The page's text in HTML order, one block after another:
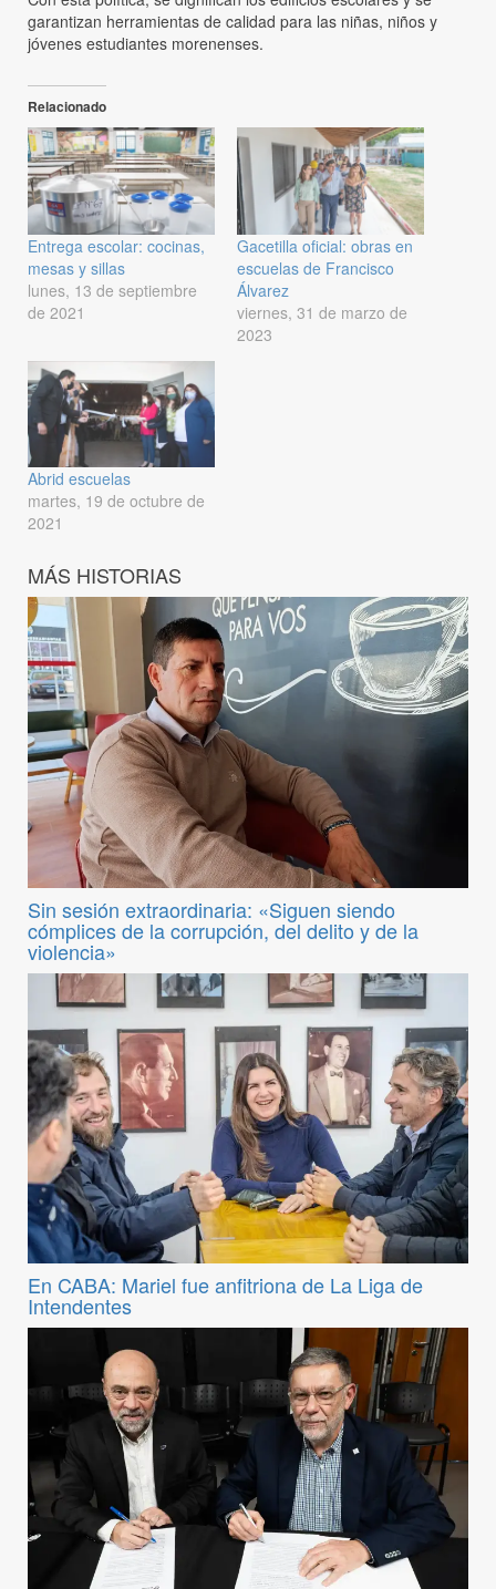
garantizan herramientas de calidad para las niñas, niños y
jóvenes estudiantes morenenses.
Relacionado
Entrega escolar: cocinas,
mesas y sillas
lunes, 13 de septiembre
de 2021
Gacetilla oficial: obras en
escuelas de Francisco
Álvarez
viernes, 31 de marzo de
2023
Abrid escuelas
martes, 19 de octubre de
2021
MÁS HISTORIAS
Sin sesión extraordinaria: «Siguen siendo
cómplices de la corrupción, del delito y de la
violencia»
En CABA: Mariel fue anfitriona de La Liga de
Intendentes